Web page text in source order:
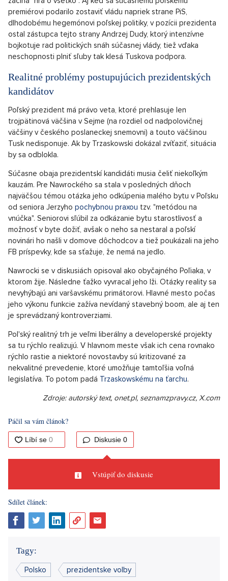
premiérovi podarilo zostaviť vládu napriek strane PiS,
dlhodobému hegemónovi poľskej politiky, v pozícii prezidenta
ostal zástupca tejto strany Andrzej Dudy, ktorý intenzívne
bojkotuje rad politických snáh súčasnej vlády, tiež vďaka
neschopnosti plniť sľuby tak klesá Tuskova podpora.
Realitné problémy postupujúcich prezidentských
kandidátov
Poľský prezident má právo veta, ktoré prehlasuje len
trojpätinová väčšina v Sejme (na rozdiel od nadpolovičnej
väčšiny v českého poslaneckej snemovni) a touto väčšinou
Tusk nedisponuje. Ak by Trzaskowski dokázal zvíťaziť, situácia
by sa odblokla.
Súčasne obaja prezidentskí kandidáti musia čeliť niekoľkým
kauzám. Pre Nawrockého sa stala v posledných dňoch
najväčšou témou otázka jeho odkúpenia malého bytu v Poľsku
od seniora Jerzyho pochybnou praxou tzv. "metódou na
vnúčka". Seniorovi sľúbil za odkázanie bytu starostlivosť a
možnosť v byte dožiť, avšak o neho sa nestaral a poľskí
novinári ho našli v domove dôchodcov a tiež poukázali na jeho
FB príspevky, kde sa sťažuje, že nemá na jedlo.
Nawrocki se v diskusiách opisoval ako obyčajného Poľiaka, v
ktorom žije. Následne ťažko vyvracal jeho lži. Otázky reality sa
nevyhýbajú ani varšavskému primátorovi. Hlavné mesto počas
jeho výkonu funkcie zažíva nevídaný stavebný boom, ale aj ten
je sprevádzaný kontroverziami.
Pol'ský realitný trh je veľmi liberálny a developerské projekty
sa tu rýchlo realizujú. V hlavnom meste však ich cena rovnako
rýchlo rastie a niektoré novostavby sú kritizované za
nekvalitné prevedenie, ktoré umožňuje tamtoľšia voľná
legislatíva. To potom padá Trzaskowskému na ťarchu.
Zdroje: autorský text, onet.pl, seznamzpravy.cz, X.com
Páčil sa vám článok?
Diskusie 0
Vstúpiť do diskusie
Sdílet článek:
Tagy:
Polsko prezidentske volby